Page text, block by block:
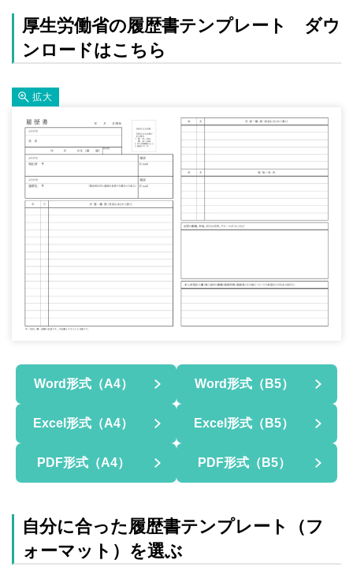
厚生労働省の履歴書テンプレート ダウ
ンロードはこちら
Word形式（A4） Word形式（B5）
Excel形式（A4） Excel形式（B5）
PDF形式（A4） PDF形式（B5）
自分に合った履歴書テンプレート（フ
ォーマット）を選ぶ